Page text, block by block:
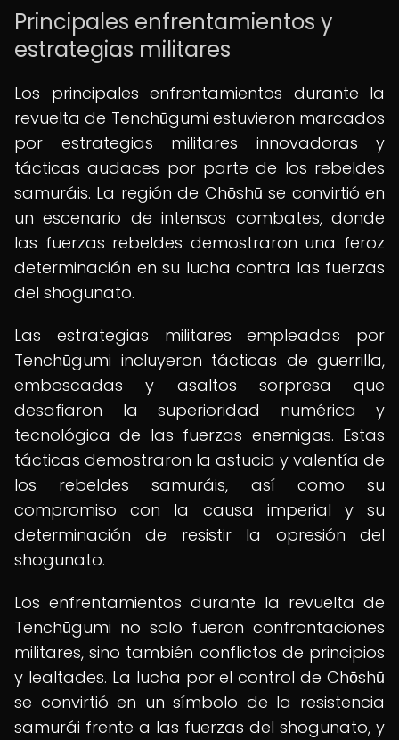
Principales enfrentamientos y
estrategias militares
Los principales enfrentamientos durante la
revuelta de Tenchūgumi estuvieron marcados
por estrategias militares innovadoras y
tácticas audaces por parte de los rebeldes
samuráis. La región de Chōshū se convirtió en
un escenario de intensos combates, donde
las fuerzas rebeldes demostraron una feroz
determinación en su lucha contra las fuerzas
del shogunato.
Las estrategias militares empleadas por
Tenchūgumi incluyeron tácticas de guerrilla,
emboscadas y asaltos sorpresa que
desafiaron la superioridad numérica y
tecnológica de las fuerzas enemigas. Estas
tácticas demostraron la astucia y valentía de
los rebeldes samuráis, así como su
compromiso con la causa imperial y su
determinación de resistir la opresión del
shogunato.
Los enfrentamientos durante la revuelta de
Tenchūgumi no solo fueron confrontaciones
militares, sino también conflictos de principios
y lealtades. La lucha por el control de Chōshū
se convirtió en un símbolo de la resistencia
samurái frente a las fuerzas del shogunato, y